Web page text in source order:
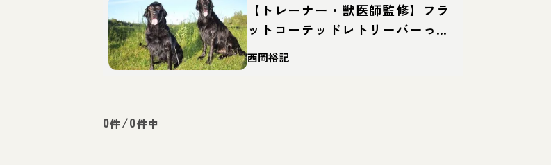
【トレーナー・獣医師監修】フラ
ットコーテッドレトリーバーって
どんな犬？性格・特徴・育て方・
迎え方
西岡裕記
0件/0件中